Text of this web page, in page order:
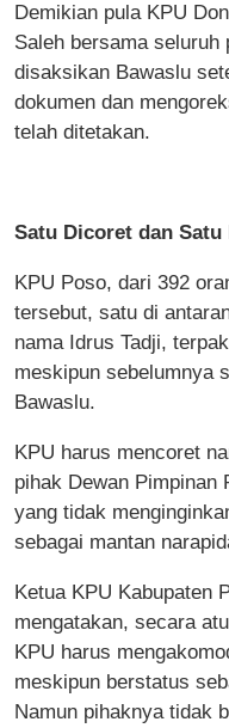
Demikian pula KPU
Saleh bersama seluruh
disaksikan Bawaslu
dokumen dan
telah ditetakan.
Satu Dicoret dan
KPU Poso, dari 392
tersebut, satu di
nama Idrus Tadji,
meskipun sebelumnya
Bawaslu.
KPU harus mencoret
pihak Dewan Pimpinan
yang tidak
sebagai mantan
Ketua KPU Kabupaten
mengatakan, secara
KPU harus
meskipun berstatus
Namun pihaknya tidak